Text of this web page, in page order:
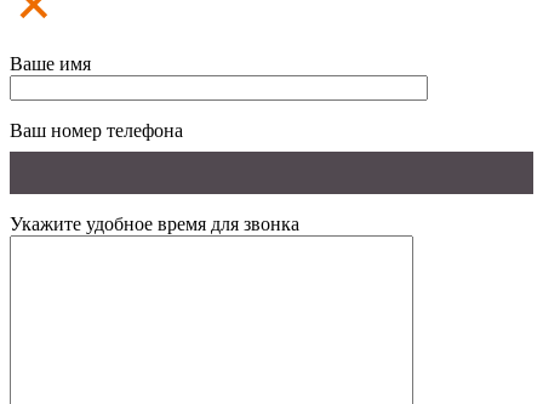
Ваше имя
Ваш номер телефона
Укажите удобное время для звонка